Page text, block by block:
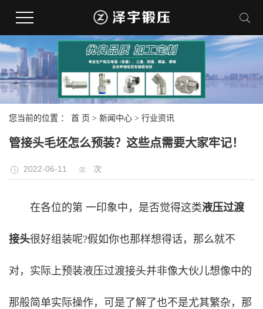
您当前的位置 ： 首 页 > 新闻中心 > 行业资讯
管接头毛坯怎么预装？这些点需要大家牢记！
2022-06-11 次
在各位的第 一印象中，是否觉得这类液压过渡
接头很好组装呢?假如你也那样想得话，那么就不
对，实际上预装液压过渡接头并非像大伙儿想像中的
那般简单实际操作，可是了解了也不是尤其繁杂，那